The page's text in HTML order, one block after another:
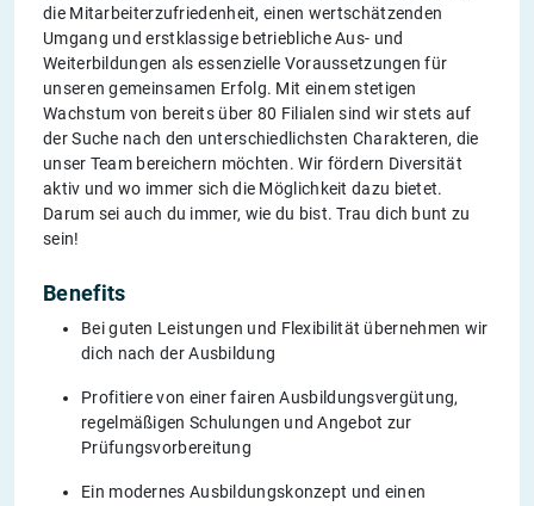
die Mitarbeiterzufriedenheit, einen wertschätzenden
Umgang und erstklassige betriebliche Aus- und
Weiterbildungen als essenzielle Voraussetzungen für
unseren gemeinsamen Erfolg. Mit einem stetigen
Wachstum von bereits über 80 Filialen sind wir stets auf
der Suche nach den unterschiedlichsten Charakteren, die
unser Team bereichern möchten. Wir fördern Diversität
aktiv und wo immer sich die Möglichkeit dazu bietet.
Darum sei auch du immer, wie du bist. Trau dich bunt zu
sein!
Benefits
Bei guten Leistungen und Flexibilität übernehmen wir
dich nach der Ausbildung
Profitiere von einer fairen Ausbildungsvergütung,
regelmäßigen Schulungen und Angebot zur
Prüfungsvorbereitung
Ein modernes Ausbildungskonzept und einen